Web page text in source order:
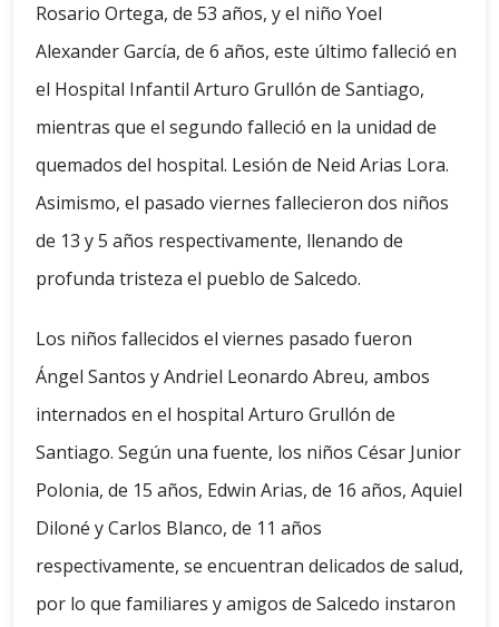
Rosario Ortega, de 53 años, y el niño Yoel
Alexander García, de 6 años, este último falleció en
el Hospital Infantil Arturo Grullón de Santiago,
mientras que el segundo falleció en la unidad de
quemados del hospital. Lesión de Neid Arias Lora.
Asimismo, el pasado viernes fallecieron dos niños
de 13 y 5 años respectivamente, llenando de
profunda tristeza el pueblo de Salcedo.
Los niños fallecidos el viernes pasado fueron
Ángel Santos y Andriel Leonardo Abreu, ambos
internados en el hospital Arturo Grullón de
Santiago. Según una fuente, los niños César Junior
Polonia, de 15 años, Edwin Arias, de 16 años, Aquiel
Diloné y Carlos Blanco, de 11 años
respectivamente, se encuentran delicados de salud,
por lo que familiares y amigos de Salcedo instaron